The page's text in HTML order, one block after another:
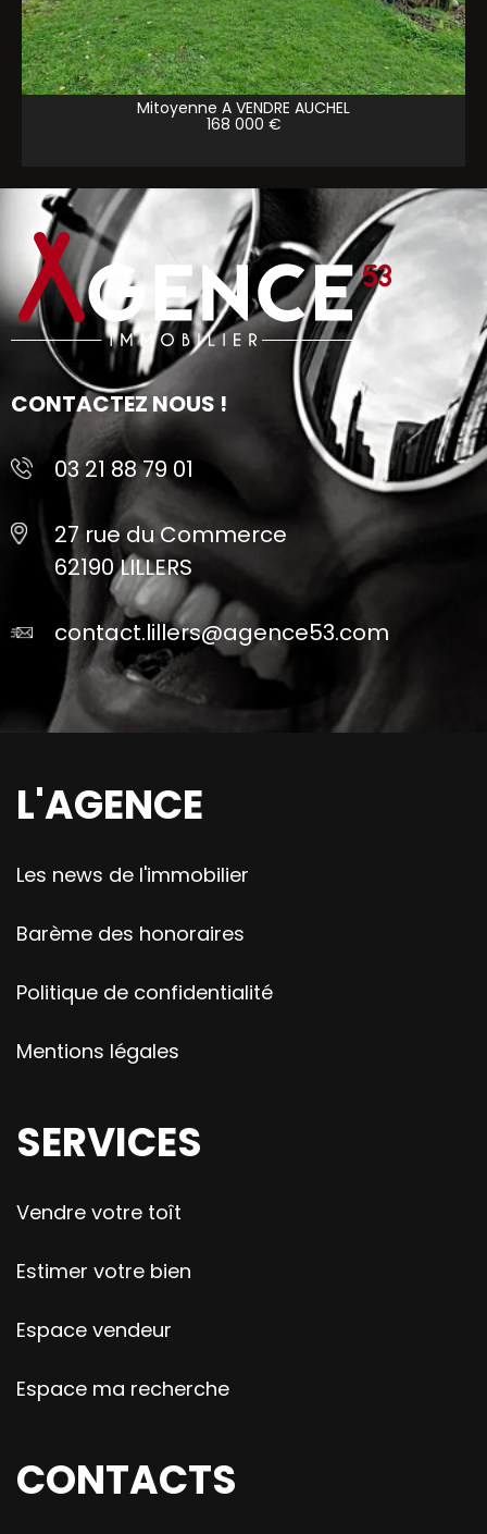
Mitoyenne A VENDRE AUCHEL
168 000 €
CONTACTEZ NOUS !
03 21 88 79 01
27 rue du Commerce
62190 LILLERS
contact.lillers@agence53.com
L'AGENCE
Les news de l'immobilier
Barème des honoraires
Politique de confidentialité
Mentions légales
SERVICES
Vendre votre toît
Estimer votre bien
Espace vendeur
Espace ma recherche
CONTACTS